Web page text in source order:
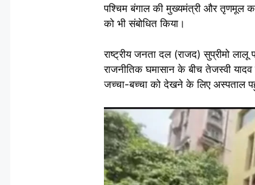
पश्चिम बंगाल की मुख्यमंत्री और तृणमूल
को भी संबोधित किया।
राष्ट्रीय जनता दल (राजद) सुप्रीमो
राजनीतिक घमासान के बीच तेजस्वी
जच्चा-बच्चा को देखने के लिए अस्पताल